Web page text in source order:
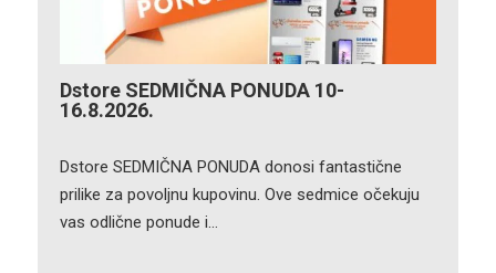
Dstore SEDMIČNA PONUDA 10-
16.8.2026.
Dstore SEDMIČNA PONUDA donosi fantastične
prilike za povoljnu kupovinu. Ove sedmice očekuju
vas odlične ponude i…